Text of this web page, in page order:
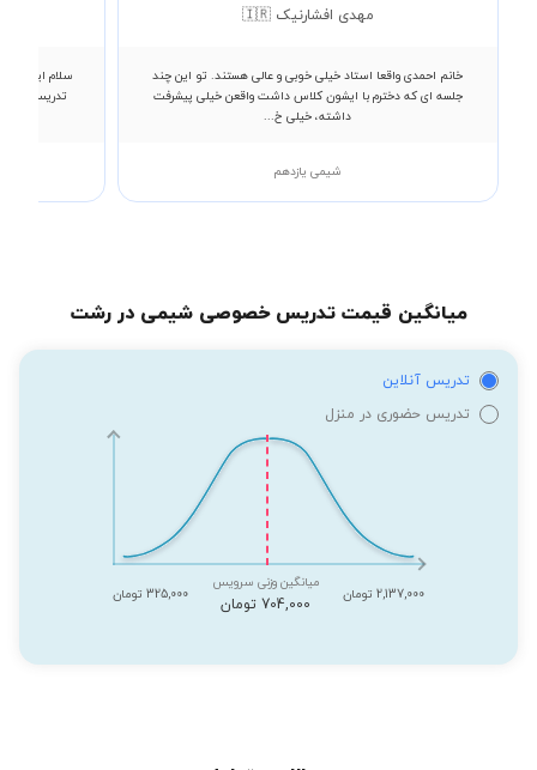
مهدی افشارنیک 🇮🇷
خانم احمدی واقعا استاد خیلی خوبی و عالی هستند. تو این چند
جلسه ای که دخترم با ایشون کلاس داشت واقعن خیلی پیشرفت
داشته، خیلی خ...
شیمی یازدهم
سلام ایشون
تدریس کردن
میانگین قیمت تدریس خصوصی شیمی در رشت
تدریس آنلاین
تدریس حضوری در منزل
2,137,000 تومان
میانگین وزنی سرویس
704,000 تومان
325,000 تومان